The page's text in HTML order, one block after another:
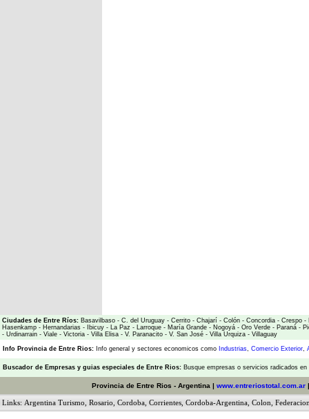
Ciudades de Entre Ríos: Basavilbaso - C. del Uruguay - Cerrito - Chajarí - Colón - Concordia - Crespo -
Hasenkamp - Hernandarias - Ibicuy - La Paz - Larroque - María Grande - Nogoyá - Oro Verde - Paraná -
- Urdinarrain - Viale - Victoria - Villa Elisa - V. Paranacito - V. San José - Villa Urquiza - Villaguay
Info Provincia de Entre Rios: Info general y sectores economicos como Industrias, Comercio Exterior,
Buscador de Empresas y guias especiales de Entre Rios: Busque empresas o servicios radicados
Provincia de Entre Rios - Argentina | www.entreriostotal.com.ar
Links: Argentina Turismo Rosario Cordoba Corrientes Cordoba-Argentina Colon